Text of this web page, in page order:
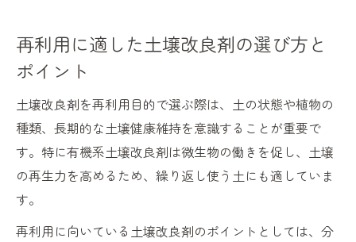
再利用に適した土壌改良剤の選び方と
ポイント
土壌改良剤を再利用目的で選ぶ際は、土の状態や植物の
種類、長期的な土壌健康維持を意識することが重要で
す。特に有機系土壌改良剤は微生物の働きを促し、土壌
の再生力を高めるため、繰り返し使う土にも適していま
す。
再利用に向いている土壌改良剤のポイントとしては、分